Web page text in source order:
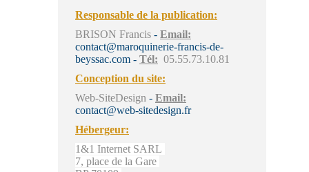
Responsable de la publication:
BRISON Francis - Email:
contact@maroquinerie-francis-de-
beyssac.com - Tél: 05.55.73.10.81
Conception du site:
Web-SiteDesign - Email:
contact@web-sitedesign.fr
Hébergeur:
1&1 Internet SARL
7, place de la Gare